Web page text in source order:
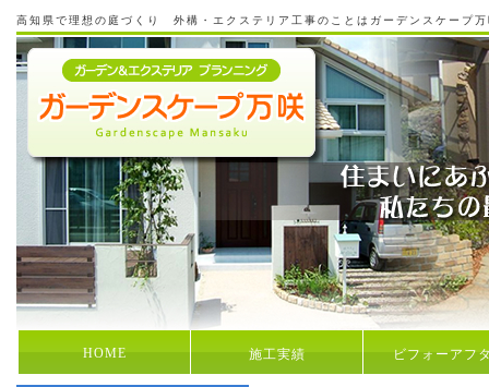
高知県で理想の庭づくり 外構・エクステリア工事のことはガーデンスケープ
HOME 施工実績 ビフォーアフ